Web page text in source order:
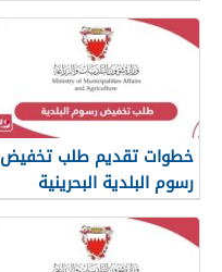
خطوات تقديم طلب تخفيض
رسوم البلدية البحرينية